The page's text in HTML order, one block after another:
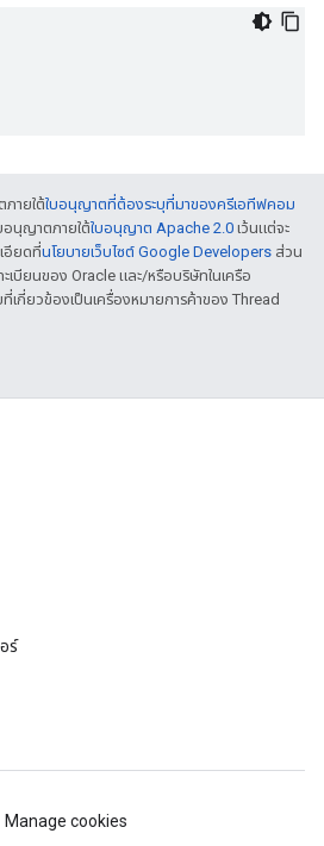
ภายใต้ใบอนุญาตที่ต้องระบุที่มาของครีเอทีฟคอม
อนุญาตภายใต้ใบอนุญาต Apache 2.0 เว้นแต่จะ
อียดที่นโยบายเว็บไซต์ Google Developers ส่วน
เบียนของ Oracle และ/หรือบริษัทในเครือ
เกี่ยวข้องเป็นเครื่องหมายการค้าของ Thread
ร์
Manage cookies